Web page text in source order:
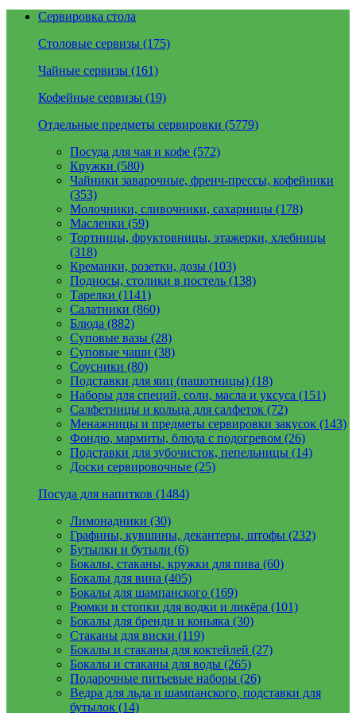
Сервировка стола
Столовые сервизы (175)
Чайные сервизы (161)
Кофейные сервизы (19)
Отдельные предметы сервировки (5779)
Посуда для чая и кофе (572)
Кружки (580)
Чайники заварочные, френч-прессы, кофейники
(353)
Молочники, сливочники, сахарницы (178)
Масленки (59)
Тортницы, фруктовницы, этажерки, хлебницы
(318)
Креманки, розетки, дозы (103)
Подносы, столики в постель (138)
Тарелки (1141)
Салатники (860)
Блюда (882)
Суповые вазы (28)
Суповые чаши (38)
Соусники (80)
Подставки для яиц (пашотницы) (18)
Наборы для специй, соли, масла и уксуса (151)
Салфетницы и кольца для салфеток (72)
Менажницы и предметы сервировки закусок (143)
Фондю, мармиты, блюда с подогревом (26)
Подставки для зубочисток, пепельницы (14)
Доски сервировочные (25)
Посуда для напитков (1484)
Лимонадники (30)
Графины, кувшины, декантеры, штофы (232)
Бутылки и бутыли (6)
Бокалы, стаканы, кружки для пива (60)
Бокалы для вина (405)
Бокалы для шампанского (169)
Рюмки и стопки для водки и ликёра (101)
Бокалы для бренди и коньяка (30)
Стаканы для виски (119)
Бокалы и стаканы для коктейлей (27)
Бокалы и стаканы для воды (265)
Подарочные питьевые наборы (26)
Ведра для льда и шампанского, подставки для
бутылок (14)